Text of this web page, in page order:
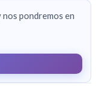
pondremos en